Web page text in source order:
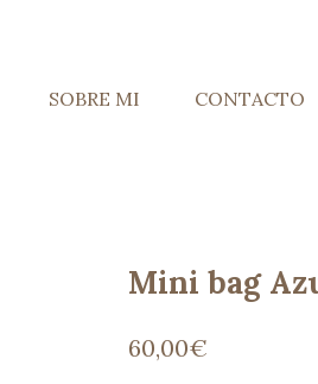
SOBRE MI CONTACTO
Mini bag
60,00€